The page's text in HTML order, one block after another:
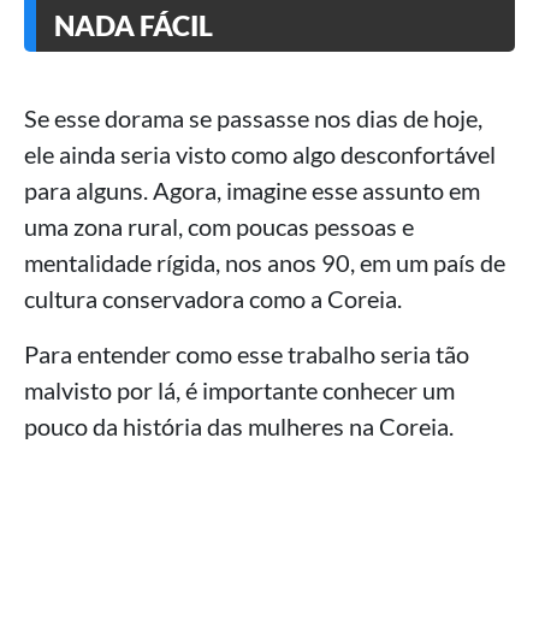
NADA FÁCIL
Se esse dorama se passasse nos dias de hoje,
ele ainda seria visto como algo desconfortável
para alguns. Agora, imagine esse assunto em
uma zona rural, com poucas pessoas e
mentalidade rígida, nos anos 90, em um país de
cultura conservadora como a Coreia.
Para entender como esse trabalho seria tão
malvisto por lá, é importante conhecer um
pouco da história das mulheres na Coreia.